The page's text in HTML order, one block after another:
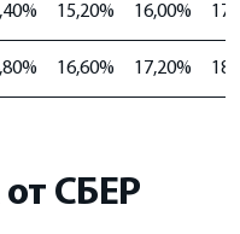
15,20% 16,00%
16,60% 17,20%
СБЕР